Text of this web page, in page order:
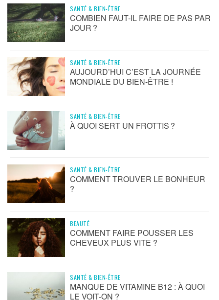
SANTÉ & BIEN-ÊTRE
COMBIEN FAUT-IL FAIRE DE PAS PAR
JOUR ?
SANTÉ & BIEN-ÊTRE
AUJOURD’HUI C’EST LA JOURNÉE
MONDIALE DU BIEN-ÊTRE !
SANTÉ & BIEN-ÊTRE
À QUOI SERT UN FROTTIS ?
SANTÉ & BIEN-ÊTRE
COMMENT TROUVER LE BONHEUR
?
BEAUTÉ
COMMENT FAIRE POUSSER LES
CHEVEUX PLUS VITE ?
SANTÉ & BIEN-ÊTRE
MANQUE DE VITAMINE B12 : À QUOI
LE VOIT-ON ?